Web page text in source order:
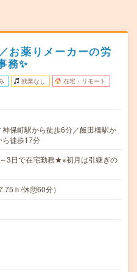
お薬りメーカーの労
務✨
残業なし 在宅・リモート
保町駅から徒歩6分／飯田橋駅か
ら徒歩17分
3日で在宅勤務★※初月は引継ぎの
ｈ/休憩60分）